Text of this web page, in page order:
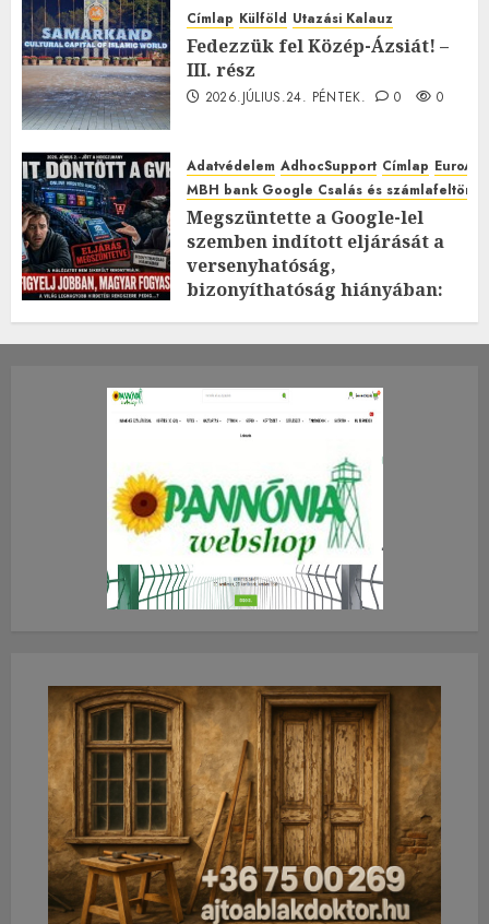
Címlap Külföld Utazási Kalauz
Fedezzük fel Közép-Ázsiát! –
III. rész
2026.JÚLIUS.24. PÉNTEK. 0 0
Adatvédelem AdhocSupport Címlap
MBH bank Google Csalás és
Megszüntette a Google-lel
szemben indított eljárását a
versenyhatóság,
bizonyíthatóság hiányában:
2026.JÚLIUS.23. CSÜTÖRTÖK.
0